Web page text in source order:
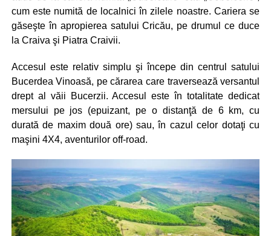
cum este numită de localnici în zilele noastre. Cariera se
găseşte în apropierea satului Cricău, pe drumul ce duce
la Craiva şi Piatra Craivii.
Accesul este relativ simplu şi începe din centrul satului
Bucerdea Vinoasă, pe cărarea care traversează versantul
drept al văii Bucerzii. Accesul este în totalitate dedicat
mersului pe jos (epuizant, pe o distanţă de 6 km, cu
durată de maxim două ore) sau, în cazul celor dotaţi cu
maşini 4X4, aventurilor off-road.